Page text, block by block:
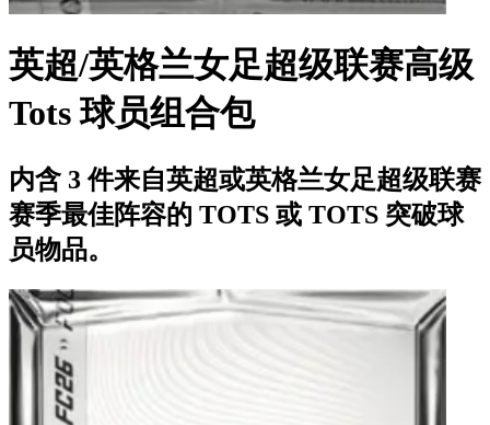
英超/英格兰女足超级联赛高级
Tots 球员组合包
内含 3 件来自英超或英格兰女足超级联赛
赛季最佳阵容的 TOTS 或 TOTS 突破球
员物品。